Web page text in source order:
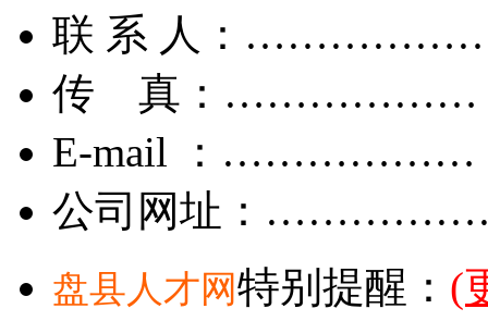
联 系 人：
传 真：………………
E-mail ：………………
公司网址：
盘县人才网特别提醒： (